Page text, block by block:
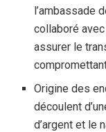
l’ambassade
collaboré
assurer le
Origine des
découlent
d’argent et le